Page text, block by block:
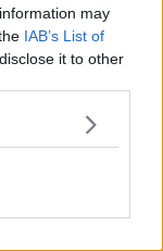
may
IAB’s List of
it to other